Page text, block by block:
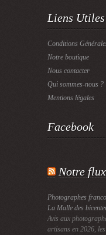
Liens Utiles
Conditions
Notre boutique
Nous contacter
Qui sommes-nous ?
Mentions légales
Facebook
Notre
Photographes
La Malle des
Avis aux
artisans en 2026,